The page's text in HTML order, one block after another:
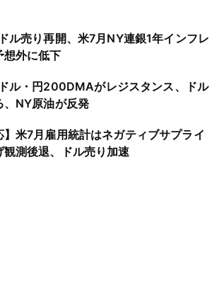
ル売り再開、米7月NY連銀1年インフレ
想外に低下
ル・円200DMAがレジスタンス、ドル
、NY原油が反発
】米7月雇用統計はネガティブサプライ
観測後退、ドル売り加速